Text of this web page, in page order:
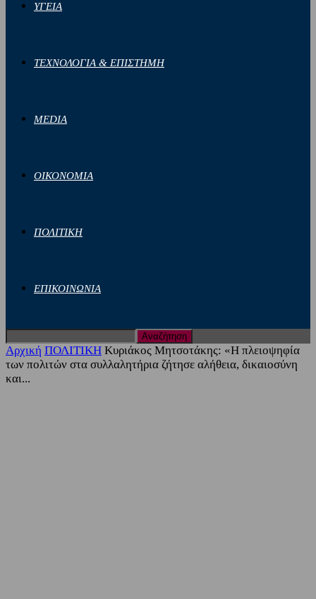
ΥΓΕΙΑ
ΤΕΧΝΟΛΟΓΙΑ & ΕΠΙΣΤΗΜΗ
MEDIA
ΟΙΚΟΝΟΜΙΑ
ΠΟΛΙΤΙΚΗ
ΕΠΙΚΟΙΝΩΝΙΑ
Αρχική ΠΟΛΙΤΙΚΗ Κυριάκος Μητσοτάκης: «Η πλειοψηφία
των πολιτών στα συλλαλητήρια ζήτησε αλήθεια, δικαιοσύνη
και...